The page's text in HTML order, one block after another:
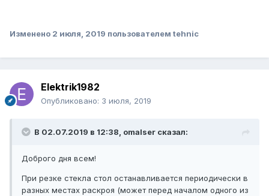
Изменено 2 июля, 2019 пользователем tehnic
Elektrik1982
Опубликовано: 3 июля, 2019
В 02.07.2019 в 12:38, omalser сказал:
Доброго дня всем!
При резке стекла стол останавливается периодически в
разных местах раскроя (может перед началом одного из